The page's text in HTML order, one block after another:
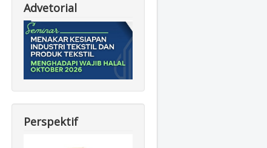
Advetorial
Perspektif